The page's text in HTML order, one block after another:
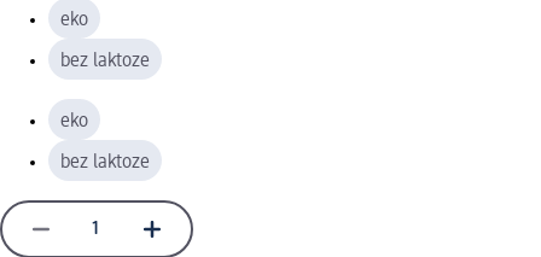
eko
bez laktoze
eko
bez laktoze